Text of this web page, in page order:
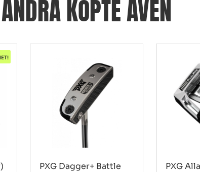
ANDRA KÖPTE ÄVEN
PXG Dagger+ Battle
PXG